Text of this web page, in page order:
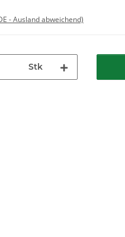
- Ausland abweichend)
Stk